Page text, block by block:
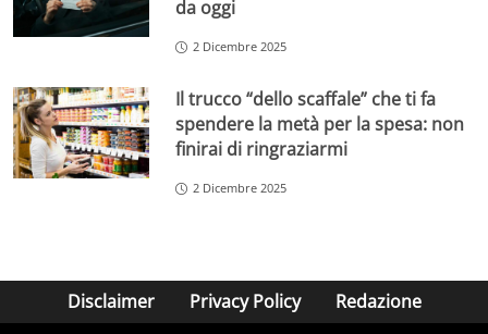
da oggi
2 Dicembre 2025
Il trucco “dello scaffale” che ti fa
spendere la metà per la spesa: non
finirai di ringraziarmi
2 Dicembre 2025
Disclaimer Privacy Policy Redazione